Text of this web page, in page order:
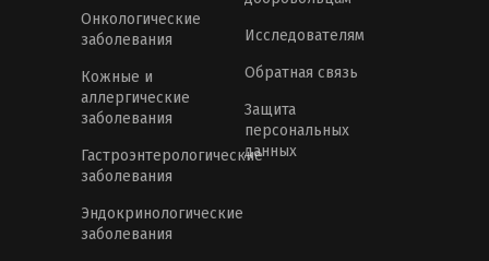
Онкологические
заболевания
Кожные и
аллергические
заболевания
Гастроэнтерологические
заболевания
Эндокринологические
заболевания
Исследователям
Обратная связь
Защита
персональных
данных